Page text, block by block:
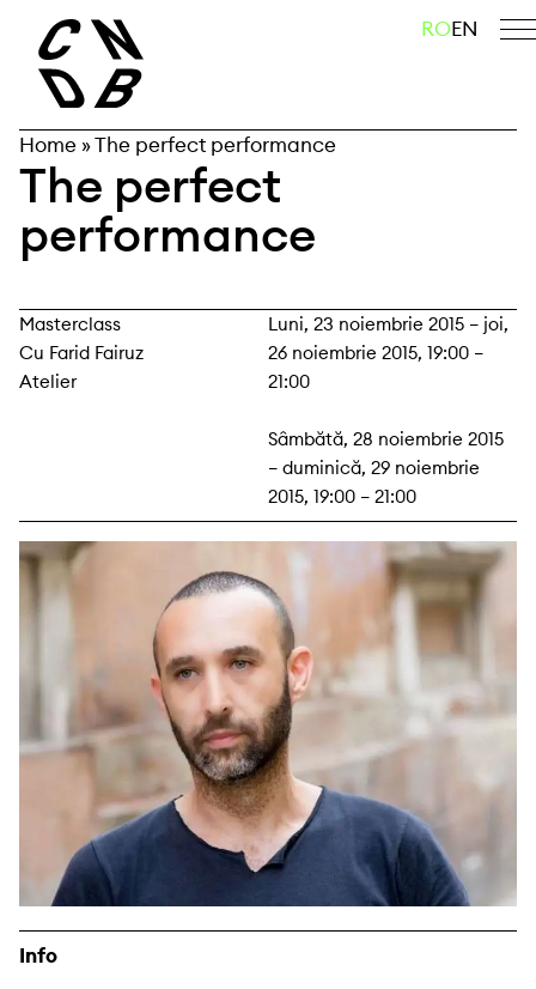
content
caută ROEN
Home »The perfect performance
The perfect
performance
Masterclass
Cu Farid Fairuz
Atelier
Luni, 23 noiembrie 2015 – joi,
26 noiembrie 2015, 19:00 –
21:00
Sâmbătă, 28 noiembrie 2015
– duminică, 29 noiembrie
2015, 19:00 – 21:00
Info